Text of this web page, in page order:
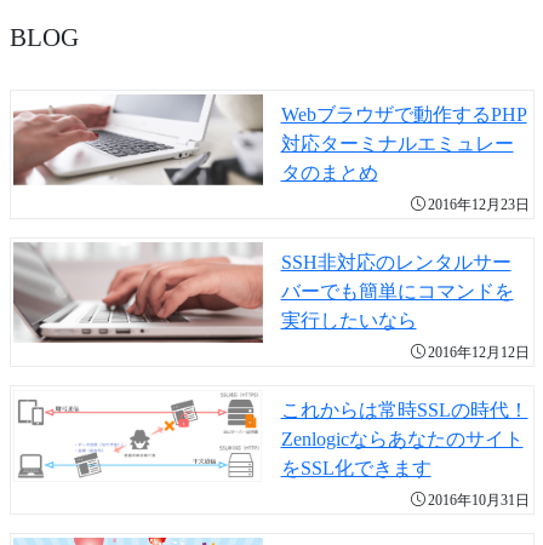
BLOG
Webブラウザで動作するPHP
対応ターミナルエミュレー
タのまとめ
2016年12月23日
SSH非対応のレンタルサー
バーでも簡単にコマンドを
実行したいなら
2016年12月12日
これからは常時SSLの時代！
Zenlogicならあなたのサイト
をSSL化できます
2016年10月31日